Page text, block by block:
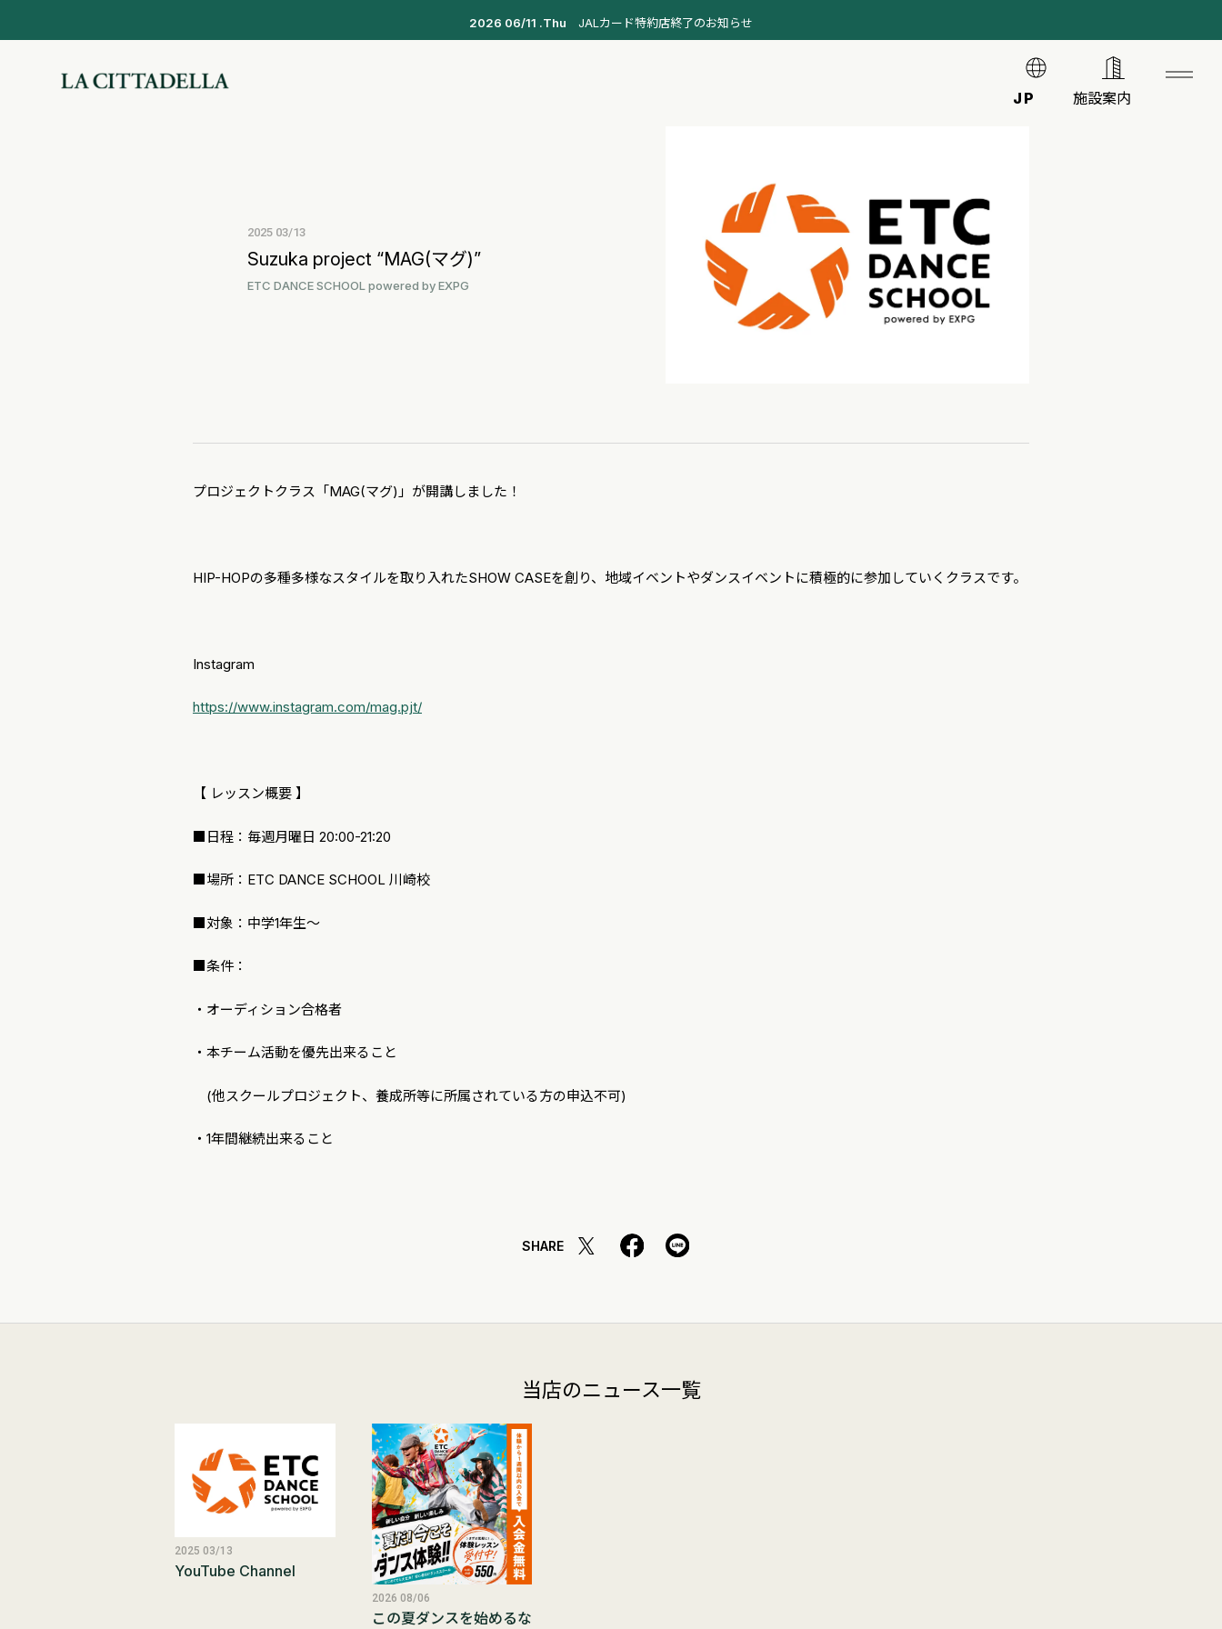
2026 06/11 .Thu JALカード特約店終了のお知らせ
JP 施設案内
2025 03/13
Suzuka project “MAG(マグ)”
ETC DANCE SCHOOL powered by EXPG
プロジェクトクラス「MAG(マグ)」が開講しました！
HIP-HOPの多種多様なスタイルを取り入れたSHOW CASEを創り、地域イベントやダンスイベントに積極的に参加していくクラスです。
Instagram
https://www.instagram.com/mag.pjt/
【 レッスン概要 】
■日程：毎週月曜日 20:00-21:20
■場所：ETC DANCE SCHOOL 川崎校
■対象：中学1年生～
■条件：
・オーディション合格者
・本チーム活動を優先出来ること
(他スクールプロジェクト、養成所等に所属されている方の申込不可)
・1年間継続出来ること
SHARE
当店のニュース一覧
2025 03/13
YouTube Channel
2026 08/06
この夏ダンスを始めるな